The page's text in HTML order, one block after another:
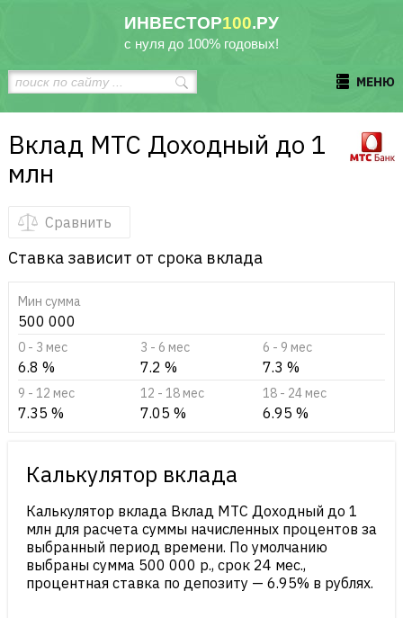
ИНВЕСТОР100.РУ
с нуля до 100% годовых!
МЕНЮ
Вклад МТС Доходный до 1
млн
Сравнить
Ставка зависит от срока вклада
Мин сумма
500 000
0 - 3 мес
6.8 %
3 - 6 мес
7.2 %
6 - 9 мес
7.3 %
9 - 12 мес
7.35 %
12 - 18 мес
7.05 %
18 - 24 мес
6.95 %
Калькулятор вклада
Калькулятор вклада Вклад МТС Доходный до 1
млн для расчета суммы начисленных процентов за
выбранный период времени. По умолчанию
выбраны сумма 500 000 р., срок 24 мес.,
процентная ставка по депозиту — 6.95% в рублях.